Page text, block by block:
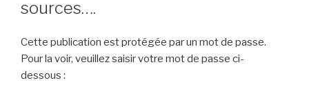
sources….
Cette publication est protégée par un mot de passe.
Pour la voir, veuillez saisir votre mot de passe ci-
dessous :